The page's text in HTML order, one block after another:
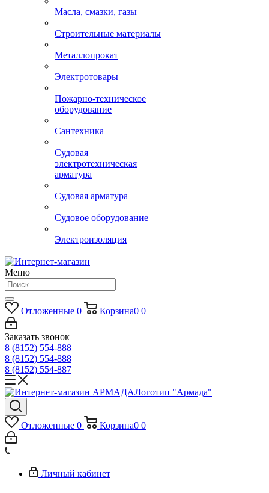
Масла, смазки, газы
Строительные материалы
Металлопрокат
Электротовары
Пожарно-техническое
оборудование
Сантехника
Судовая
электротехническая
арматура
Судовая арматура
Судовое оборудование
Электроизоляция
Меню
Отложенные 0 Корзина0 0
Заказать звонок
8 (8152) 554-888
8 (8152) 554-888
8 (8152) 554-887
Логотип "Армада"
Отложенные 0 Корзина0 0
Личный кабинет